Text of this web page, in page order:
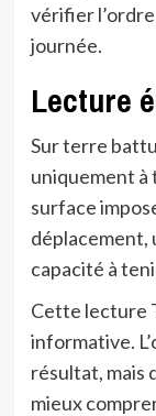
vérifier
journée.
Lecture
Sur terre
uniquement à
surface
déplacement,
capacité à
Cette lecture
informative.
résultat, mais
mieux